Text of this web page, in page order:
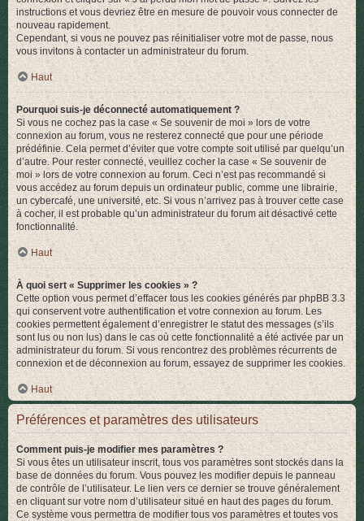
instructions et vous devriez être en mesure de pouvoir vous connecter de
nouveau rapidement.
Cependant, si vous ne pouvez pas réinitialiser votre mot de passe, nous
vous invitons à contacter un administrateur du forum.
Haut
Pourquoi suis-je déconnecté automatiquement ?
Si vous ne cochez pas la case « Se souvenir de moi » lors de votre
connexion au forum, vous ne resterez connecté que pour une période
prédéfinie. Cela permet d’éviter que votre compte soit utilisé par quelqu’un
d’autre. Pour rester connecté, veuillez cocher la case « Se souvenir de
moi » lors de votre connexion au forum. Ceci n’est pas recommandé si
vous accédez au forum depuis un ordinateur public, comme une librairie,
un cybercafé, une université, etc. Si vous n’arrivez pas à trouver cette case
à cocher, il est probable qu’un administrateur du forum ait désactivé cette
fonctionnalité.
Haut
À quoi sert « Supprimer les cookies » ?
Cette option vous permet d’effacer tous les cookies générés par phpBB 3.3
qui conservent votre authentification et votre connexion au forum. Les
cookies permettent également d’enregistrer le statut des messages (s’ils
sont lus ou non lus) dans le cas où cette fonctionnalité a été activée par un
administrateur du forum. Si vous rencontrez des problèmes récurrents de
connexion et de déconnexion au forum, essayez de supprimer les cookies.
Haut
Préférences et paramètres des utilisateurs
Comment puis-je modifier mes paramètres ?
Si vous êtes un utilisateur inscrit, tous vos paramètres sont stockés dans la
base de données du forum. Vous pouvez les modifier depuis le panneau
de contrôle de l’utilisateur. Le lien vers ce dernier se trouve généralement
en cliquant sur votre nom d’utilisateur situé en haut des pages du forum.
Ce système vous permettra de modifier tous vos paramètres et toutes vos